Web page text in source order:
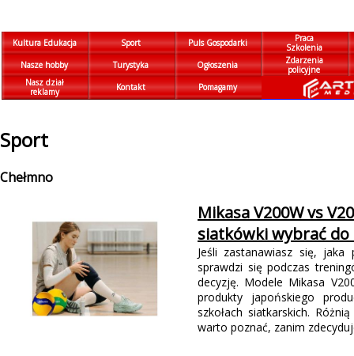
Kultura Edukacja Sport Puls Gospodarki
Praca
Szkolenia
Nasze hobby
Turystyka Ogłoszenia
Zdarzenia
policyjne
Nasz dział
reklamy
Kontakt Pomagamy
Sport
Chełmno
Mikasa V200W vs
siatkówki wybrać
Jeśli zastanawiasz się,
sprawdzi się podczas
decyzję. Modele Mikasa
produkty japońskiego
szkołach siatkarskich.
warto poznać, zanim